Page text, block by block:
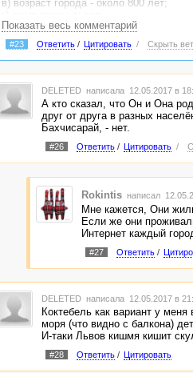
в) возраст города - около 800 лет;
д) фраза: на удивление «западном»
е) etc.
Насчет Бахчисарая догадка не
Возможно, Коктебель. Этимология
Названия большинства других
Показать весь комментарий
#23 Ответить/ Цитировать / Скрыть
DELETED написала 12.05.2017 в
А кто сказал, что Он и Она
друг от друга в разных
Бахчисарай, - нет.
#26 Ответить/ Цитировать /
Rokintis написал
Мне кажется, Они
Если же они
Интернет каждый
#27 Ответить/
DELETED написала 12.05.2017 в
Коктебель как вариант у
моря (что видно с балкона)
И-таки Львов кишмя кишит
#28 Ответить/ Цитировать